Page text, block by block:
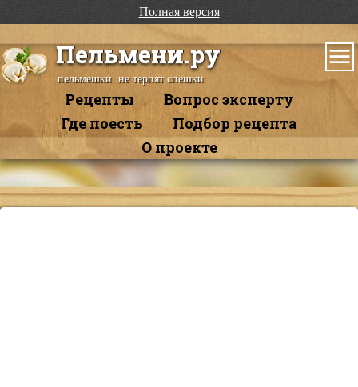
Полная версия
Пельмени.ру
пельмешки не терпят спешки
Рецепты
Вопрос эксперту
Где поесть
Подбор рецепта
О проекте